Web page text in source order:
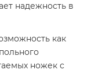
надежность в
как
ножек с